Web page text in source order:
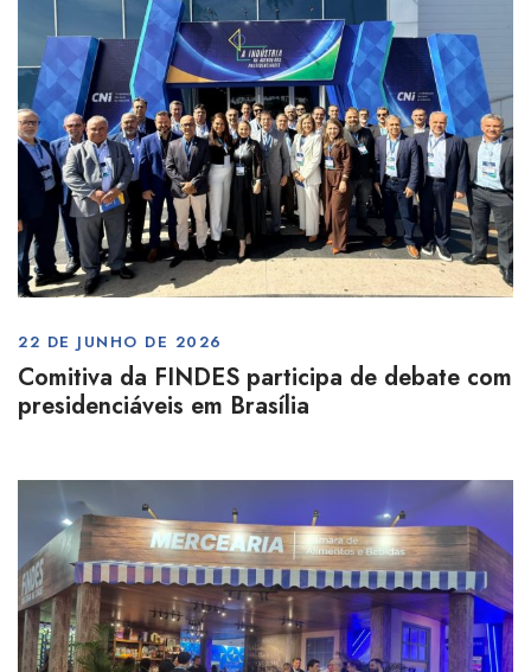
22 DE JUNHO DE 2026
Comitiva da FINDES participa de debate com
presidenciáveis em Brasília